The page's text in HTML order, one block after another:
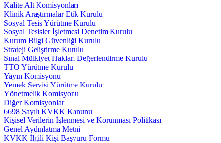
Kalite Alt Komisyonları
Klinik Araştırmalar Etik Kurulu
Sosyal Tesis Yürütme Kurulu
Sosyal Tesisler İşletmesi Denetim Kurulu
Kurum Bilgi Güvenliği Kurulu
Strateji Geliştirme Kurulu
Sınai Mülkiyet Hakları Değerlendirme Kurulu
TTO Yürütme Kurulu
Yayın Komisyonu
Yemek Servisi Yürütme Kurulu
Yönetmelik Komisyonu
Diğer Komisyonlar
6698 Sayılı KVKK Kanunu
Kişisel Verilerin İşlenmesi ve Korunması Politikası
Genel Aydınlatma Metni
KVKK İlgili Kişi Başvuru Formu